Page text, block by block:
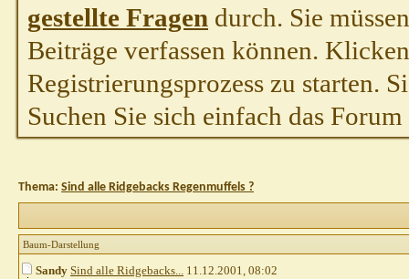
gestellte Fragen durch. Sie
Beiträge verfassen können.
Registrierungsprozess zu starten.
Suchen Sie sich einfach das
Thema: Sind alle Ridgebacks Regenmuffels ?
Baum-Darstellung
Sandy Sind alle Ridgebacks... 11.12.2001, 08:02